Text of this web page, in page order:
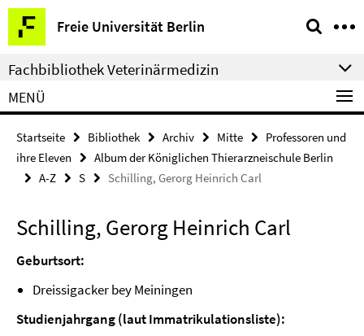
Springe
direkt
zu
Inhalt
Freie Universität Berlin
Service-
Navigation
Fachbibliothek Veterinärmedizin
MENÜ
Startseite Bibliothek Archiv Mitte
Professoren und
ihre Eleven
Album der Königlichen Thierarzneischule Berlin
A-Z
S Schilling, Gerorg Heinrich Carl
Schilling, Gerorg Heinrich Carl
Geburtsort:
Dreissigacker bey Meiningen
Studienjahrgang (laut Immatrikulationsliste):